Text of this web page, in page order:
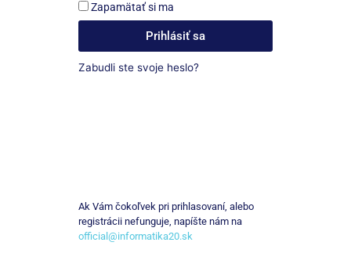
Zapamätať si ma
Prihlásiť sa
Zabudli ste svoje heslo?
Ak Vám čokoľvek pri prihlasovaní, alebo
registrácii nefunguje, napíšte nám na
official@informatika20.sk